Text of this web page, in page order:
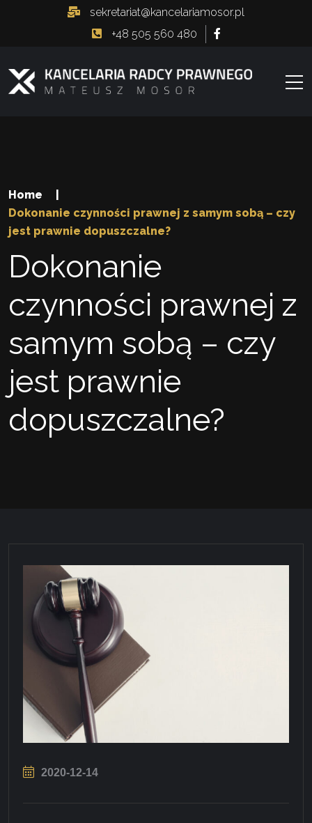
sekretariat@kancelariamosor.pl
+48 505 560 480
Home
Dokonanie czynności prawnej z samym sobą – czy
jest prawnie dopuszczalne?
Dokonanie
czynności prawnej z
samym sobą – czy
jest prawnie
dopuszczalne?
2020-12-14